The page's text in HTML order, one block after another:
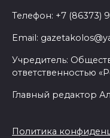
Телефон: +7 (86373)
Email:
Учредитель:
ответственностью
Главный редактор
Политика